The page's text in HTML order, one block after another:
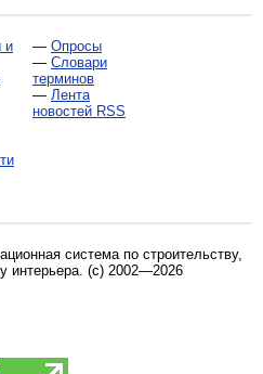
и
— Опросы
— Словари
терминов
— Лента
новостей RSS
система по строительству,
интерьера. (c) 2002—2026